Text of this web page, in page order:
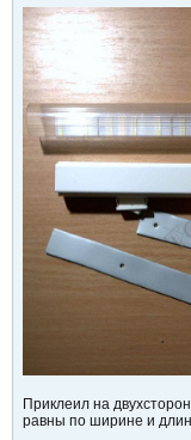
Приклеил на
равны по ширине и